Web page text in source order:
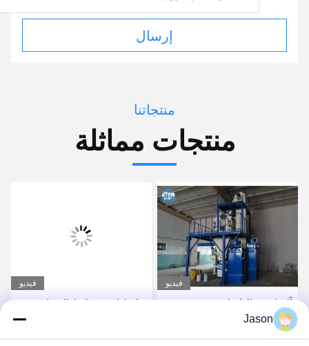
إرسال
منتجاتنا
منتجات مماثلة
فيديو
آلة لصق البلاط شبه
الجدار
فيديو
خلاط لاصق بلاط الصناعية
خلط
Jason